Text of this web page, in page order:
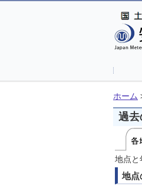
ホーム
過去
地点と
地点